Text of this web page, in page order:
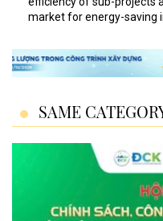
market for energy-saving
SAME